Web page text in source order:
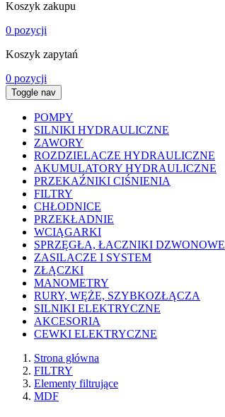
Koszyk zakupu
0 pozycji
Koszyk zapytań
0 pozycji
Toggle nav
POMPY
SILNIKI HYDRAULICZNE
ZAWORY
ROZDZIELACZE HYDRAULICZNE
AKUMULATORY HYDRAULICZNE
PRZEKAŹNIKI CIŚNIENIA
FILTRY
CHŁODNICE
PRZEKŁADNIE
WCIĄGARKI
SPRZĘGŁA, ŁACZNIKI DZWONOWE
ZASILACZE I SYSTEM
ZŁĄCZKI
MANOMETRY
RURY, WĘŻE, SZYBKOZŁĄCZA
SILNIKI ELEKTRYCZNE
AKCESORIA
CEWKI ELEKTRYCZNE
Strona główna
FILTRY
Elementy filtrujące
MDF